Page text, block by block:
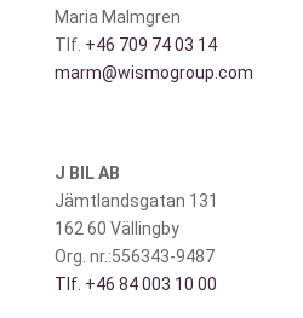
Maria Malmgren
Tlf. +46 709 74 03 14
marm@wismogroup.com
J BIL AB
Jämtlandsgatan 131
162 60 Vällingby
Org. nr.:556343-9487
Tlf. +46 84 003 10 00